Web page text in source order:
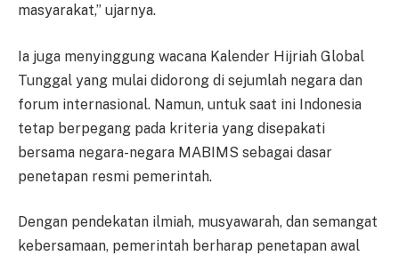
masyarakat,” ujarnya.
Ia juga menyinggung wacana Kalender Hijriah Global
Tunggal yang mulai didorong di sejumlah negara dan
forum internasional. Namun, untuk saat ini Indonesia
tetap berpegang pada kriteria yang disepakati
bersama negara-negara MABIMS sebagai dasar
penetapan resmi pemerintah.
Dengan pendekatan ilmiah, musyawarah, dan semangat
kebersamaan, pemerintah berharap penetapan awal